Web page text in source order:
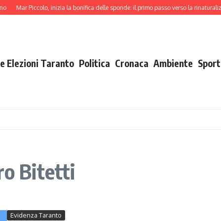
Piccolo, inizia la bonifica delle sponde: il primo passo verso la
Elezioni Taranto Politica Cronaca Ambiente Sport
Bitetti
Evidenza Taranto